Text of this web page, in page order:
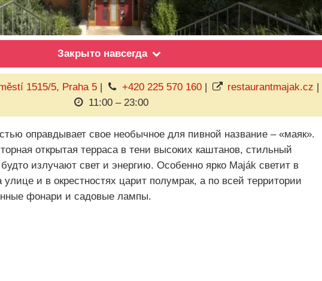
Закрыто навсегда
1515/5, Praha 5| +420 225 570 160 | restaurantmajak.cz |
11:00 – 23:00
оправдывает свое необычное для пивной название – «маяк».
открытая терраса в тени высоких каштанов, стильный
излучают свет и энергию. Особенно ярко Maják светит в
улице и в окрестностях царит полумрак, а по всей территории
фонари и садовые лампы.